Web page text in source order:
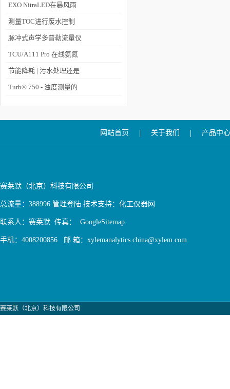
的内容和场景
EXO NitraLED在暴风雨
中的表现如何？
测量TOC进行废水控制
脉冲式声学多普勒流量仪
在城市排污中的应用
TCU/A111 Pro 在线氨氮
分析仪在自来水厂的应用
节能降耗 | 污水处理还是
水资源回收？
Turb® 750 - 浊度测量的
网站首页 | 关于我们 | 产品中心
赛莱默（北京）科技有限公司
总流量：388996 管理登陆 技术支持： 化工仪器网
联系人：赛莱默 传真： GoogleSitemap
手机：4008200856 邮 箱：xylemanalytics.china@xylem.com
赛莱默（北京）科技有限公司